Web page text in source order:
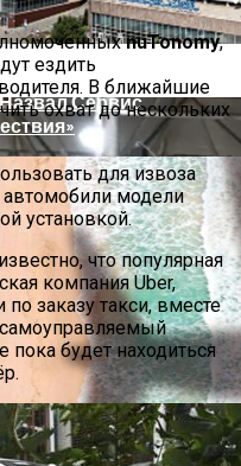
BYD Представит
Роботов
Отели В
Сервис
nuTonomy,
ездить
В ближайшие
охват до нескольких
для извоза
модели
установкой.
что популярная
компания Uber,
заказу такси, вместе
будет находиться